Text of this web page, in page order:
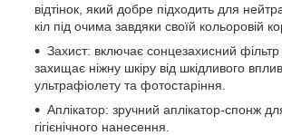
відтінок, який добре підходить для
кіл під очима завдяки своїй кольоровій
Захист: включає сонцезахисний
захищає ніжну шкіру від шкідливого
ультрафіолету та фотостаріння.
Аплікатор: зручний аплікатор-спонж
гігієнічного нанесення.